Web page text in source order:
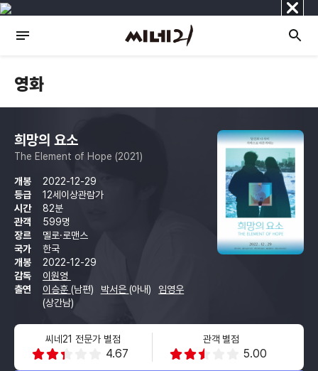
닫
기
영화
희망의 요소
The Element of Hope (2021)
개봉
2022-12-29
등급
12세이상관람가
시간
82분
관객
599명
장르
멜로·로맨스
국가
한국
개봉
2022-12-29
감독
이원영
출연
이승훈 (남편) 박서은 (아내)
임영우
(상간남)
씨네21 전문가 별점
4.67
관객 별점
5.00